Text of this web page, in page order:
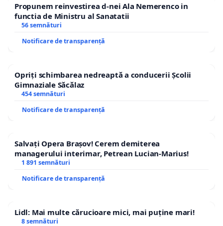
Propunem reinvestirea d-nei Ala Nemerenco in
functia de Ministru al Sanatatii
56 semnături
Notificare de transparență
Opriți schimbarea nedreaptă a conducerii Școlii
Gimnaziale Săcălaz
454 semnături
Notificare de transparență
Salvați Opera Brașov! Cerem demiterea
managerului interimar, Petrean Lucian-Marius!
1 891 semnături
Notificare de transparență
Lidl: Mai multe cărucioare mici, mai puține mari!
8 semnături